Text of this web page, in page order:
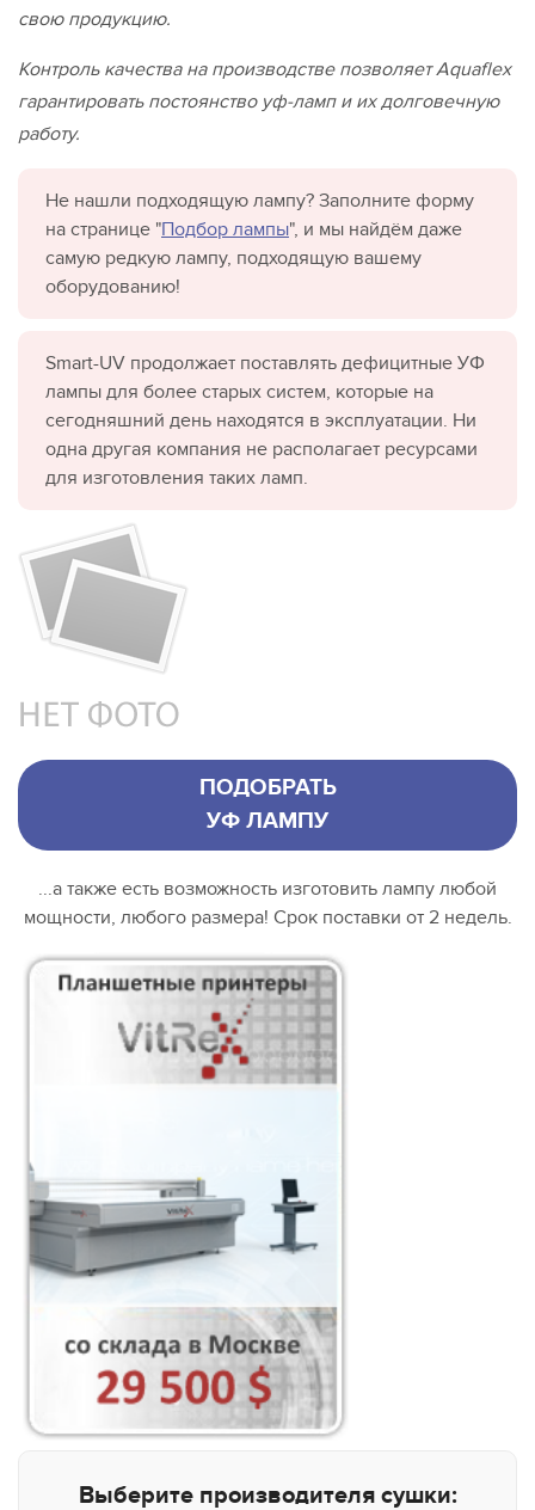
свою продукцию.
Контроль качества на производстве позволяетAquaflex
гарантировать постоянство уф-ламп и их долговечную
работу.
Не нашли подходящую лампу? Заполните форму
на странице "Подбор лампы", и мы найдём даже
самую редкую лампу, подходящую вашему
оборудованию!
Smart-UV продолжает поставлять дефицитные УФ
лампы для более старых систем, которые на
сегодняшний день находятся в эксплуатации. Ни
одна другая компания не располагает ресурсами
для изготовления таких ламп.
ПОДОБРАТЬ
УФ ЛАМПУ
...а также есть возможность изготовить лампу любой
мощности, любого размера! Срок поставки от 2 недель.
Выберите производителя сушки: